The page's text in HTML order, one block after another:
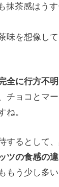
抹茶感はう
味を想像し
全に行方不明
チョコとマ
ね。
するとして
ツの食感の
もう少し多い